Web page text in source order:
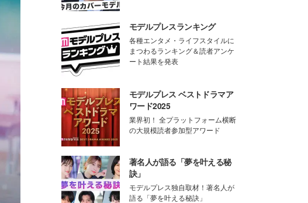
モデルプレスランキング
各種エンタメ・ライフスタイルに
まつわるランキング＆読者アンケ
ート結果を発表
モデルプレス ベストドラマア
ワード2025
業界初！ 全プラットフォーム横断
の大規模読者参加型アワード
著名人が語る「夢を叶える秘
訣」
モデルプレス独自取材！著名人が
語る「夢を叶える秘訣」